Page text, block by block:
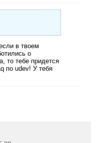
в твоем
о
то тебе придется
по udev! У тебя